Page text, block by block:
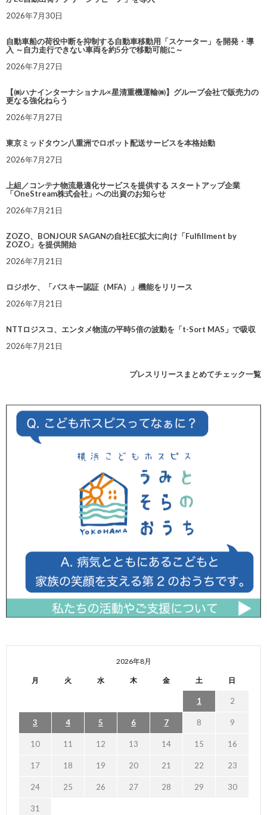
2026年7月30日
自動車船の荷役中断を抑制する自動車移動用「スケーター」を開発・導
入 ～自力走行できない車両を約5分で移動可能に～
2026年7月27日
【㈱ハナインターナショナル×星清重機運輸㈱】グループ会社で販売力の
更なる強化ねらう
2026年7月27日
東京ミッドタウン八重洲でロボット配送サービスを本格始動
2026年7月27日
上組／コンテナ物流最適化サービスを提供する スタートアップ企業
「OneStream株式会社」への出資のお知らせ
2026年7月21日
ZOZO、BONJOUR SAGANの自社EC拡大に向け「Fulfillment by
ZOZO」を提供開始
2026年7月21日
ロジポケ、「パスキー認証（MFA）」機能をリリース
2026年7月21日
NTTロジスコ、エンタメ物流の平時5倍の波動を「t-Sort MAS」で吸収
2026年7月21日
プレスリリースまとめてチェック一覧
2026年8月
月 火 水 木 金 土 日
1 2
3 4 5 6 7 8 9
10 11 12 13 14 15 16
17 18 19 20 21 22 23
24 25 26 27 28 29 30
31